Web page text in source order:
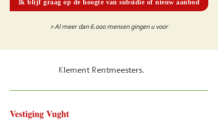
> Al meer dan 6.000 mensen gingen u voor
Klement Rentmeesters.
Vestiging Vught